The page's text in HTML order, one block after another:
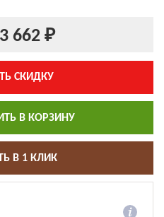
662 ₽
СКИДКУ
В КОРЗИНУ
В 1 КЛИК